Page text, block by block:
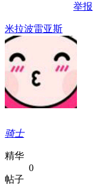
举报
米拉波雷亚斯
骑士
精华
0
帖子